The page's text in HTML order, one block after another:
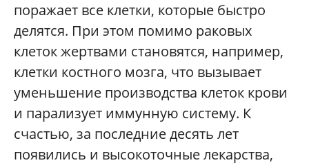
поражает все клетки, которые быстро
делятся. При этом помимо раковых
клеток жертвами становятся, например,
клетки костного мозга, что вызывает
уменьшение производства клеток крови
и парализует иммунную систему. К
счастью, за последние десять лет
появились и высокоточные лекарства,